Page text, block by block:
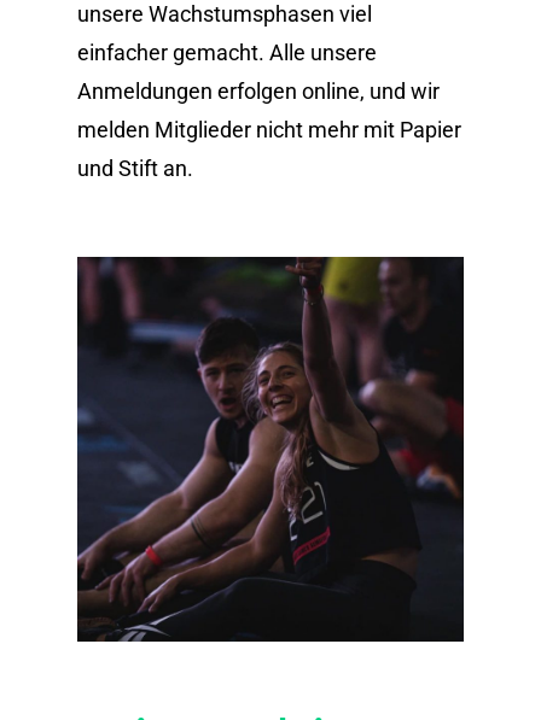
unsere Wachstumsphasen viel
einfacher gemacht. Alle unsere
Anmeldungen erfolgen online, und wir
melden Mitglieder nicht mehr mit Papier
und Stift an.